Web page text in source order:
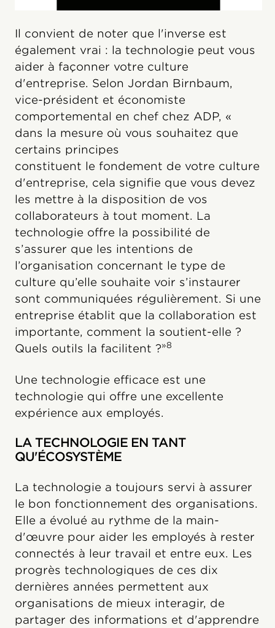
Il convient de noter que l'inverse est
également vrai : la technologie peut vous
aider à façonner votre culture
d'entreprise. Selon Jordan Birnbaum,
vice-président et économiste
comportemental en chef chez ADP, «
dans la mesure où vous souhaitez que
certains principes
constituent le fondement de votre culture
d'entreprise, cela signifie que vous devez
les mettre à la disposition de vos
collaborateurs à tout moment. La
technologie offre la possibilité de
s’assurer que les intentions de
l’organisation concernant le type de
culture qu’elle souhaite voir s’instaurer
sont communiquées régulièrement. Si une
entreprise établit que la collaboration est
importante, comment la soutient-elle ?
Quels outils la facilitent ?»8
Une technologie efficace est une
technologie qui offre une excellente
expérience aux employés.
LA TECHNOLOGIE EN TANT
QU'ÉCOSYSTÈME
La technologie a toujours servi à assurer
le bon fonctionnement des organisations.
Elle a évolué au rythme de la main-
d'œuvre pour aider les employés à rester
connectés à leur travail et entre eux. Les
progrès technologiques de ces dix
dernières années permettent aux
organisations de mieux interagir, de
partager des informations et d'apprendre